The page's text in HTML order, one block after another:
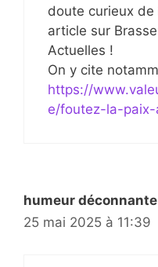
doute curieux
article sur
Actuelles !
On y cite
https://
e/foutez-la-
humeur déconnante
25 mai 2025 à 11:39